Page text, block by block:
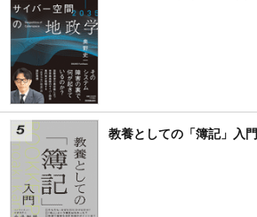
教養としての「簿記」入門